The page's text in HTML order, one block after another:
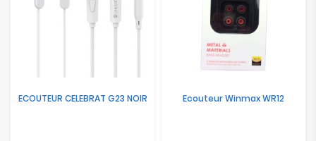
ECOUTEUR CELEBRAT G23 NOIR Ecouteur Winmax WR12